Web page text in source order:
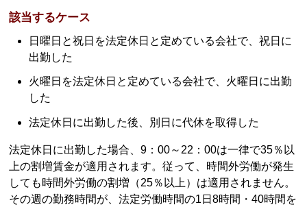
該当するケース
日曜日と祝日を法定休日と定めている会社で、祝日に
出勤した
火曜日を法定休日と定めている会社で、火曜日に出勤
した
法定休日に出勤した後、別日に代休を取得した
法定休日に出勤した場合、9：00～22：00は一律で35％以
上の割増賃金が適用されます。従って、時間外労働が発生
しても時間外労働の割増（25％以上）は適用されません。
その週の勤務時間が、法定労働時間の1日8時間・40時間を